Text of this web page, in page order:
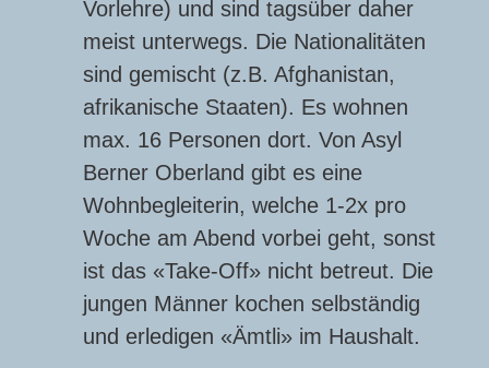
Vorlehre) und sind tagsüber daher
meist unterwegs. Die Nationalitäten
sind gemischt (z.B. Afghanistan,
afrikanische Staaten). Es wohnen
max. 16 Personen dort. Von Asyl
Berner Oberland gibt es eine
Wohnbegleiterin, welche 1-2x pro
Woche am Abend vorbei geht, sonst
ist das «Take-Off» nicht betreut. Die
jungen Männer kochen selbständig
und erledigen «Ämtli» im Haushalt.